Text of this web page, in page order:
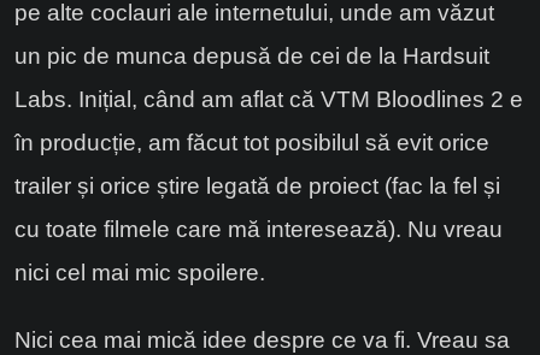
pe alte coclauri ale internetului, unde am văzut
un pic de munca depusă de cei de la Hardsuit
Labs. Inițial, când am aflat că VTM Bloodlines 2 e
în producție, am făcut tot posibilul să evit orice
trailer și orice știre legată de proiect (fac la fel și
cu toate filmele care mă interesează). Nu vreau
nici cel mai mic spoilere.
Nici cea mai mică idee despre ce va fi. Vreau sa